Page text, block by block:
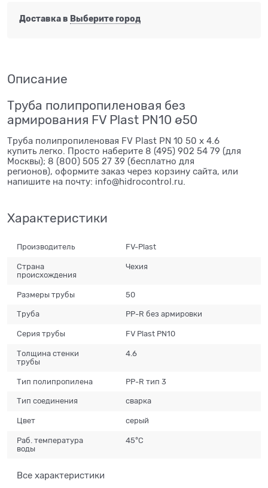
Доставка в Выберите город
Описание
Труба полипропиленовая без
армирования FV Plast PN10 ø50
Труба полипропиленовая FV Plast PN 10 50 x 4.6
купить легко. Просто наберите 8 (495) 902 54 79 (для
Москвы); 8 (800) 505 27 39 (бесплатно для
регионов), оформите заказ через корзину сайта, или
напишите на почту: info@hidrocontrol.ru.
Характеристики
Производитель FV-Plast
Страна
происхождения
Чехия
Размеры трубы 50
Труба PP-R без армировки
Серия трубы FV Plast PN10
Толщина стенки
трубы
4.6
Тип полипропилена PP-R тип 3
Тип соединения сварка
Цвет серый
Раб. температура
воды
45°C
Все характеристики